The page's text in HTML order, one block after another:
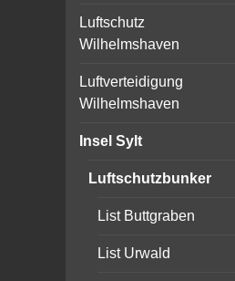
Luftschutz
Wilhelmshaven
Luftverteidigung
Wilhelmshaven
Insel Sylt
Luftschutzbunker
List Buttgraben
List Urwald